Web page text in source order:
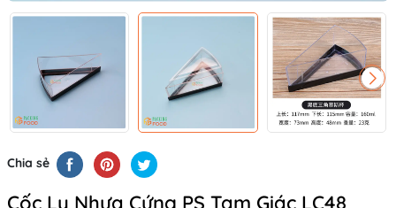
Chia sẻ
Cốc Ly Nhựa Cứng PS Tam Giác LC48